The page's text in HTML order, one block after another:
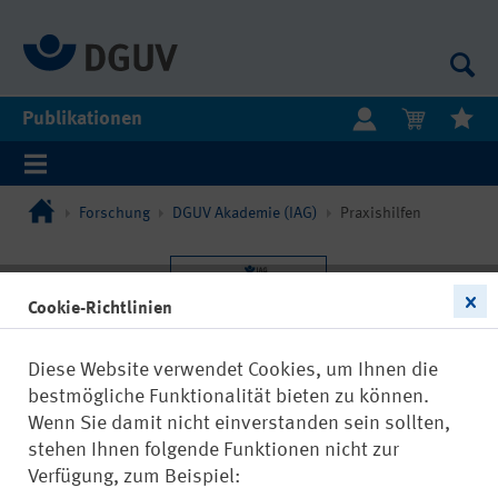
Publikationen
Forschung DGUV Akademie (IAG) Praxishilfen
Cookie-Richtlinien
Diese Website verwendet Cookies, um Ihnen die
bestmögliche Funktionalität bieten zu können.
Wenn Sie damit nicht einverstanden sein sollten,
stehen Ihnen folgende Funktionen nicht zur
Verfügung, zum Beispiel: